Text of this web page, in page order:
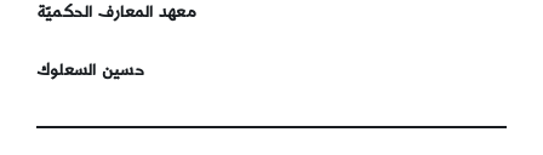
معهد المعارف الحكميّة
حسين السعلوك